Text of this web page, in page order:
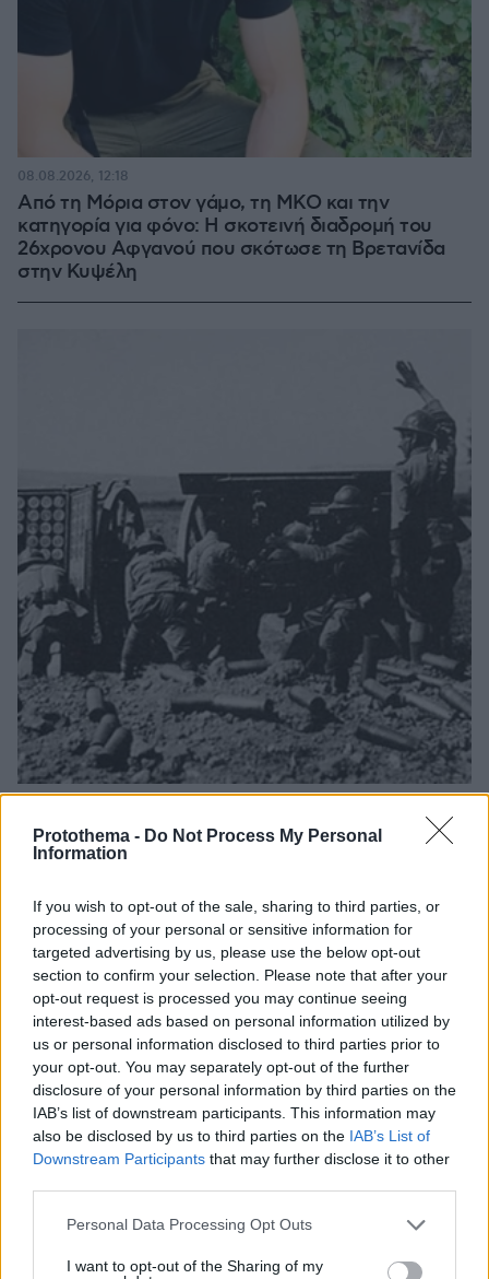
Protothema - Do Not Process My Personal
Information
If you wish to opt-out of the sale, sharing to third parties, or
processing of your personal or sensitive information for
targeted advertising by us, please use the below opt-out
section to confirm your selection. Please note that after your
opt-out request is processed you may continue seeing
interest-based ads based on personal information utilized by
us or personal information disclosed to third parties prior to
your opt-out. You may separately opt-out of the further
disclosure of your personal information by third parties on the
IAB’s list of downstream participants. This information may
also be disclosed by us to third parties on the IAB’s List of
Downstream Participants that may further disclose it to other
Please note that this website/app uses one or more Google
not limited to your visit or usage behaviour. You may click to
Personal Data Processing Opt Outs
I want to opt-out of the Sharing of my
Από τη Μόρια στον γάμο, τη ΜΚΟ και την
κατηγορία για φόνο: Η σκοτεινή διαδρομή του
26χρονου Αφγανού που σκότωσε τη Βρετανίδα
στην Κυψέλη
08.08.2026, 12:18
Τι έγραφαν οι ξένοι ανταποκριτές σε
τηλεγραφήματά τους από τη Μικρά Ασία το 1921
Σε 57χρονη γυναίκα ανήκει η σορός
στον Λυκαβηττό, από πτώση ο
θάνατος
08.08.2026, 15:07 51
Συνετρίβη πυροσβεστικό ελικόπτερο
ενώ επιχειρούσε σε μεγάλη δασική
πυρκαγιά στη Γιούτα